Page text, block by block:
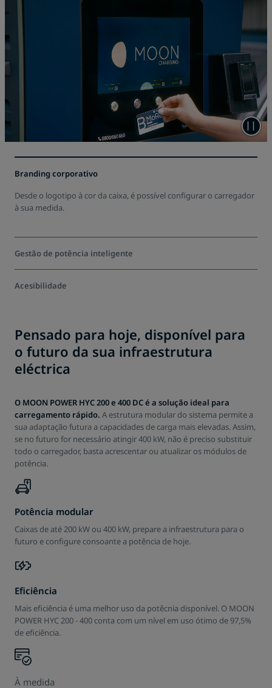
Branding corporativo
Desde o logotipo à cor da caixa, é possível configurar o carregador
à sua medida.
Gestão de potência inteligente
gestão da carga aumenta a eficiência energética no local.
Acesibilidade
400,atendem aos padrões DIN 18040-3.
Pensado para hoje, disponível para
o futuro da sua infraestrutura
eléctrica
O MOON POWER HYC 200 e 400 DC é a solução ideal para
carregamento rápido. A estrutura modular do sistema permite a
sua adaptação futura a capacidades de carga mais elevadas. Assim,
se no futuro for necessário atingir 400 kW, não é preciso substituir
todo o carregador, basta acrescentar ou atualizar os módulos de
potência.
Potência modular
Caixas de até 200 kW ou 400 kW, prepare a infraestrutura para o
futuro e configure consoante a potência de hoje.
Eficiência
Mais eficiência é uma melhor uso da potêcnia disponível. O MOON
POWER HYC 200 - 400 conta com um nível em uso ótimo de 97,5%
de eficiência.
À medida